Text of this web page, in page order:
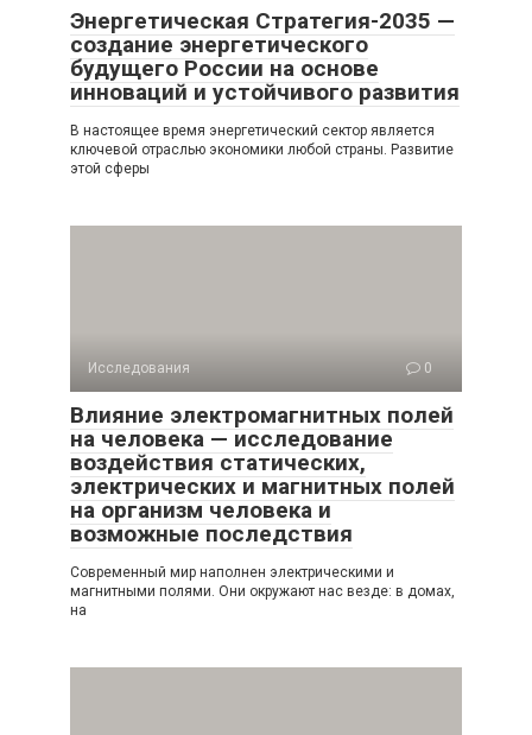
Энергетическая Стратегия-2035 —
создание энергетического
будущего России на основе
инноваций и устойчивого развития
В настоящее время энергетический сектор является
ключевой отраслью экономики любой страны. Развитие
этой сферы
Исследования 0
Влияние электромагнитных полей
на человека — исследование
воздействия статических,
электрических и магнитных полей
на организм человека и
возможные последствия
Современный мир наполнен электрическими и
магнитными полями. Они окружают нас везде: в домах,
на